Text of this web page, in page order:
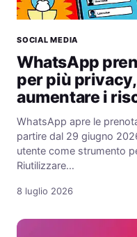
SOCIAL MEDIA
WhatsApp
per più
aumentare i
WhatsApp apre le
partire dal 29 giugno
utente come strumento
Riutilizzare…
8 luglio 2026